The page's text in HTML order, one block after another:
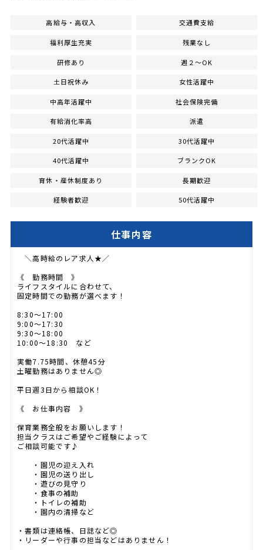
高給与・高収入 交通費支給
福利厚生充実 残業なし
研修あり 週２～OK
土日祝休み 女性活躍中
中高年活躍中 社会保険完備
有給消化率高 派遣
20代活躍中 30代活躍中
40代活躍中 ブランクOK
育休・産休制度あり 長期歓迎
経験者歓迎 50代活躍中
仕事内容
＼高時給のレア求人★／
《 勤務時間 》
ライフスタイルに合わせて、
固定時間での勤務が選べます！
8:30～17:00
9:00～17:30
9:30～18:00
10:00～18:30 など
実働7.75時間、休憩45分
土曜勤務はありません◎
平日週3日から相談OK！
《 お仕事内容 》
保育業務全般をお願いします！
担当クラスはご希望やご経験によって
ご相談可能です♪
・園児の迎え入れ
・園児の送り出し
・遊びの見守り
・食事の補助
・トイレの補助
・園内の清掃など
・書類は連絡帳、日誌など◎
・リーダーや行事の担当などはありません！